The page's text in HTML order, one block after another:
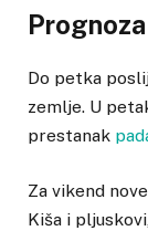
Do petka
zemlje. U
prestanak
Za vikend
Kiša i